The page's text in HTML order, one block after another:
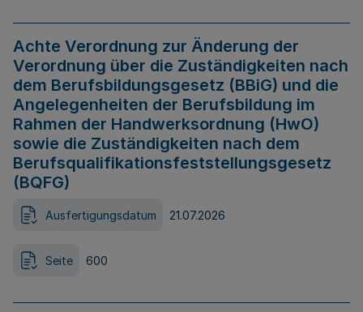
Achte Verordnung zur Änderung der
Verordnung über die Zuständigkeiten nach
dem Berufsbildungsgesetz (BBiG) und die
Angelegenheiten der Berufsbildung im
Rahmen der Handwerksordnung (HwO)
sowie die Zuständigkeiten nach dem
Berufsqualifikationsfeststellungsgesetz
(BQFG)
Ausfertigungsdatum 21.07.2026
Seite 600